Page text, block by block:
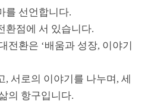
를 선언합니다.
환점에 서 있습니다.
전환은 ‘배움과 성장, 이야기
, 서로의 이야기를 나누며 , 세
의 항구입니다.